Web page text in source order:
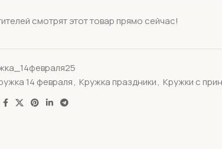
смотрят этот товар прямо сейчас!
14 февраля, Кружка праздники, Кружки с